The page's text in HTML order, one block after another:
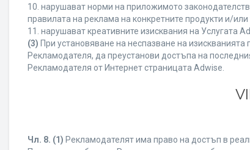
10. нарушават норми на приложимото
правилата на реклама на конкретните продукти и/или
11. нарушават креативните изисквания на
(3) При установяване на неспазване на
Рекламодателя, да преустанови достъпа на
Рекламодателя от Интернет страницата Adwise.
Чл. 8. (1) Рекламодателят има право на достъп в